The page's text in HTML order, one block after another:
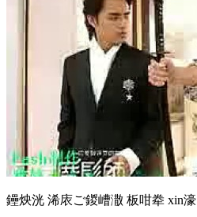
鑸炴洸 浠庡ご鍐嶆潵 板咁牶 xin濠